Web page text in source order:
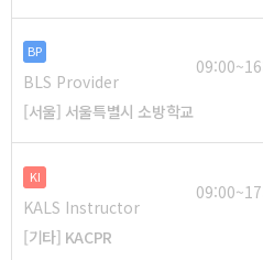
BP
BLS Provider
[서울] 서울특별시 소방학교
KI
KALS Instructor
[기타] KACPR